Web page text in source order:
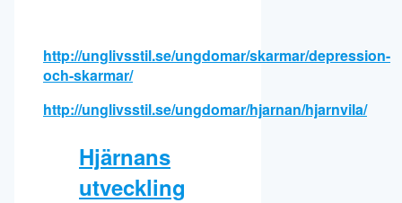
http://unglivsstil.se/ungdomar/skarmar/depression-
och-skarmar/
http://unglivsstil.se/ungdomar/hjarnan/hjarnvila/
Hjärnans
utveckling